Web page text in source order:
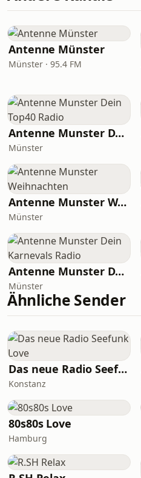
Antenne Münster
Münster · 95.4 FM
Antenne Munster Dein Top40 Radio
Münster
Antenne Munster Weihnachten
Münster
Antenne Munster Dein Karnevals Radio
Münster
Ähnliche Sender
Das neue Radio Seefunk Love
Konstanz
80s80s Love
Hamburg